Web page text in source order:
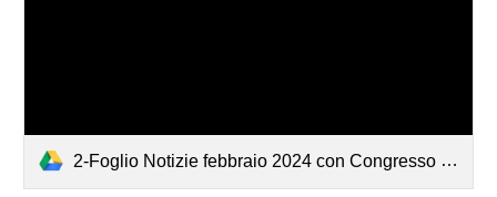
2-Foglio Notizie febbraio 2024 con Congresso Barlet_241011_063724.pdf